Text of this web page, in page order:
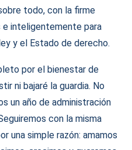
todo, con la firme
e inteligentemente para
y el Estado de derecho.
por el bienestar de
ni bajaré la guardia. No
un año de administración
con la misma
una simple razón: amamos